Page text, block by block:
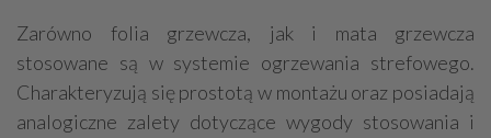
Zarówno folia grzewcza, jak i mata grzewcza
stosowane są w systemie ogrzewania strefowego.
Charakteryzują się prostotą w montażu oraz posiadają
analogiczne zalety dotyczące wygody stosowania i